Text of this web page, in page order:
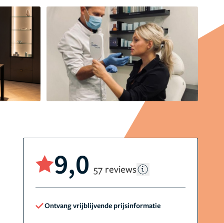
9,0 57 reviews
Ontvang vrijblijvende prijsinformatie